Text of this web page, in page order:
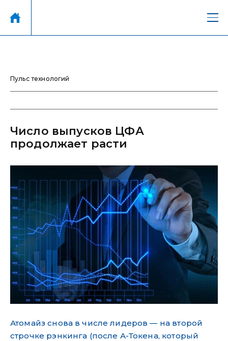
Пульс технологий
Число выпусков ЦФА
продолжает расти
Атомайз снова в числе лидеров — на второй
строчке рэнкинга (после А-Токена, который